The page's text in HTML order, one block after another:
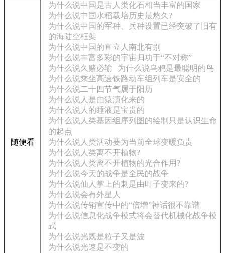
随便看
为什么说中国是古人类化石相当丰富的国家
为什么说中国水稻载培历史最悠久?
为什么说中国的军种、兵种设置已经突破了旧有
的海陆空框架
为什么说中国的直立人南北有别
为什么说丰富多彩的宇宙归功于“不对称”
为什么说久赌必输
为什么说乌鸦是最聪明的鸟
为什么说乘坐高速铁路动车组列车是安全的
为什么说二十四节气属于阳历
为什么说人是由猿演化来的
为什么说人的睡液是宝贵的
为什么说人类基因组序列图的绘制只是认识生命
的起点
为什么说人类活动要为当前全球变暖负责
为什么说人类离不开植物?
为什么说人类离不开植物的光合作用?
为什么说今天的战争是全民的战争
为什么说仙人掌上的刺是由叶子变来的?
为什么说会有外星人
为什么说传销宣传中的“倍增”神话很不靠谱
为什么说信息化战争模式将会替代机械化战争模
式
为什么说光既是粒子又是波
为什么说光速是不变的